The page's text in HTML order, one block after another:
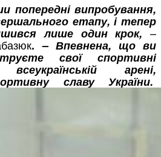
попередні випробування,
етапу, і тепер
лише один крок, –
. – Впевнена, що ви
свої спортивні
арені,
славу України.